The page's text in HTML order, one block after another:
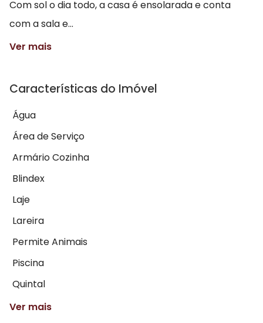
Com sol o dia todo, a casa é ensolarada e conta
com a sala e...
Ver mais
Características do Imóvel
Água
Área de Serviço
Armário Cozinha
Blindex
Laje
Lareira
Permite Animais
Piscina
Quintal
Ver mais